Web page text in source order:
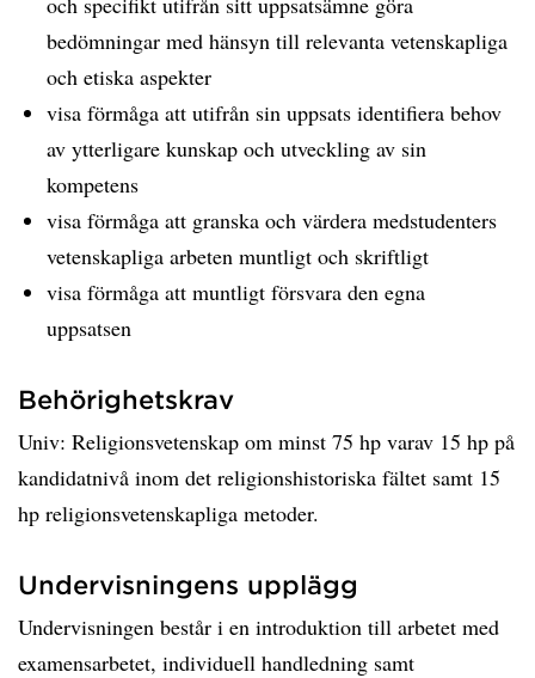
bedömningar med hänsyn till relevanta vetenskapliga
och etiska aspekter
visa förmåga att utifrån sin uppsats identifiera behov
av ytterligare kunskap och utveckling av sin
kompetens
visa förmåga att granska och värdera medstudenters
vetenskapliga arbeten muntligt och skriftligt
visa förmåga att muntligt försvara den egna
uppsatsen
Behörighetskrav
Univ: Religionsvetenskap om minst 75 hp varav 15 hp på
kandidatnivå inom det religionshistoriska fältet samt 15
hp religionsvetenskapliga metoder.
Undervisningens upplägg
Undervisningen består i en introduktion till arbetet med
examensarbetet, individuell handledning samt